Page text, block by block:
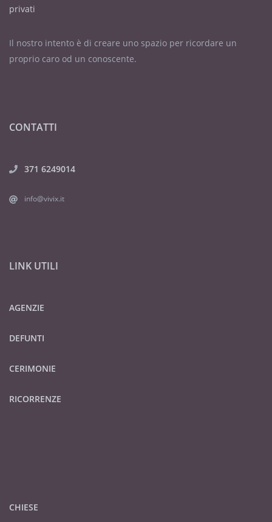
privati
Il nostro intento è di creare uno spazio per ricordare un
proprio caro od un conoscente.
CONTATTI
371 6249014
info@vivix.it
LINK UTILI
AGENZIE
DEFUNTI
CERIMONIE
RICORRENZE
CHIESE